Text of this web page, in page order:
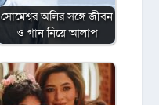
সোমেশ্বর অলির সঙ্গে জীবন
ও গান নিয়ে আলাপ